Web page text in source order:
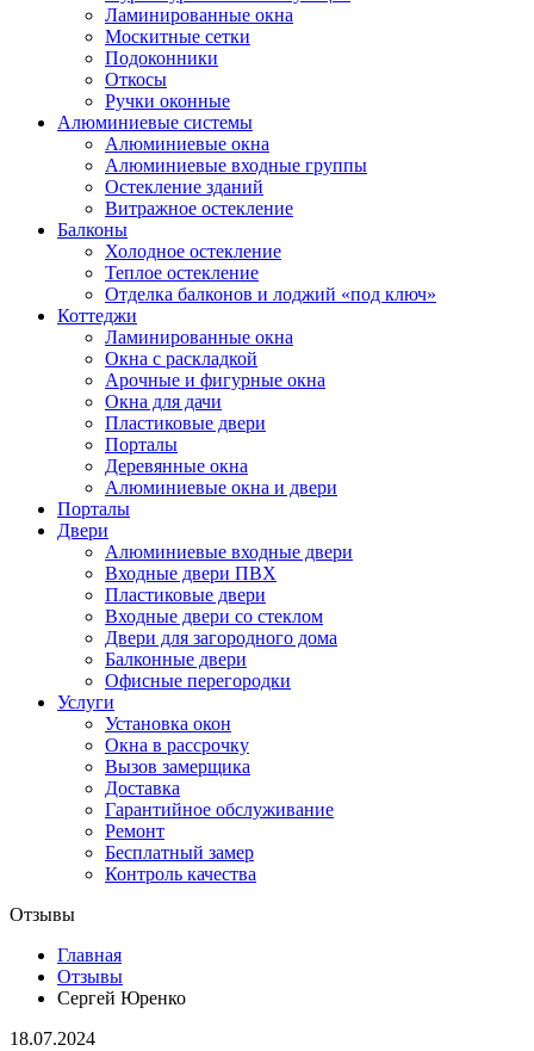
Ламинированные окна
Москитные сетки
Подоконники
Откосы
Ручки оконные
Алюминиевые системы
Алюминиевые окна
Алюминиевые входные группы
Остекление зданий
Витражное остекление
Балконы
Холодное остекление
Теплое остекление
Отделка балконов и лоджий «под ключ»
Коттеджи
Ламинированные окна
Окна с раскладкой
Арочные и фигурные окна
Окна для дачи
Пластиковые двери
Порталы
Деревянные окна
Алюминиевые окна и двери
Порталы
Двери
Алюминиевые входные двери
Входные двери ПВХ
Пластиковые двери
Входные двери со стеклом
Двери для загородного дома
Балконные двери
Офисные перегородки
Услуги
Установка окон
Окна в рассрочку
Вызов замерщика
Доставка
Гарантийное обслуживание
Ремонт
Бесплатный замер
Контроль качества
Отзывы
Главная
Отзывы
Сергей Юренко
18.07.2024